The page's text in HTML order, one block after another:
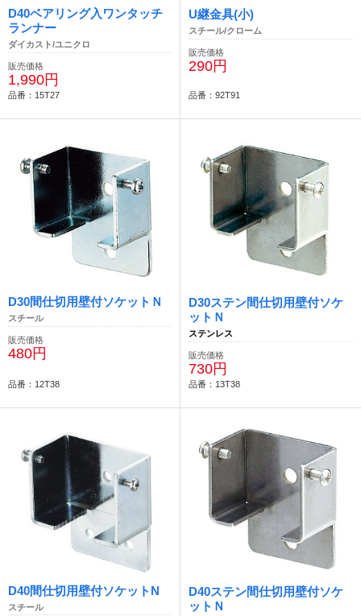
D40ベアリング入ワンタッチ
ランナー
ダイカスト/ユニクロ
販売価格
1,990円
品番：15T27
U継金具(小)
スチール/クローム
販売価格
290円
品番：92T91
D30間仕切用壁付ソケットＮ
スチール
販売価格
480円
品番：12T38
D30ステン間仕切用壁付ソケ
ットＮ
ステンレス
販売価格
730円
品番：13T38
D40間仕切用壁付ソケットN
スチール
D40ステン間仕切用壁付ソケ
ットＮ